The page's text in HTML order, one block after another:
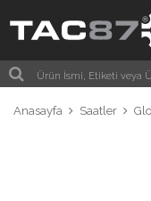
Anasayfa Saatler